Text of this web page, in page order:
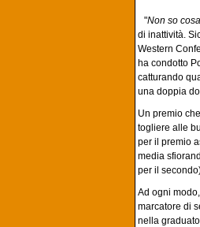
"Non so
di inattività.
Western
ha condotto
catturando
una doppia
Un premio
togliere alle
per il premio
media
per il
Ad ogni
marcatore di
nella